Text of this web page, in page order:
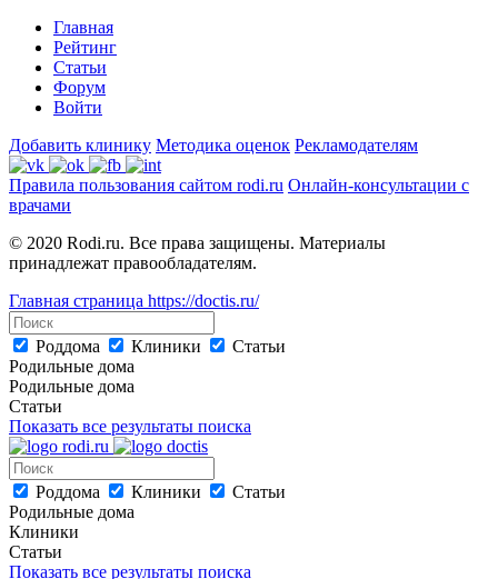
Главная
Рейтинг
Статьи
Форум
Войти
Добавить клинику Методика оценок Рекламодателям
Правила пользования сайтом rodi.ru Онлайн-консультации с
врачами
© 2020 Rodi.ru. Все права защищены. Материалы
принадлежат правообладателям.
Главная страница https://doctis.ru/
Роддома Клиники
Статьи
Родильные дома
Родильные дома
Статьи
Показать все результаты поиска
Роддома Клиники
Статьи
Родильные дома
Клиники
Статьи
Показать все результаты поиска